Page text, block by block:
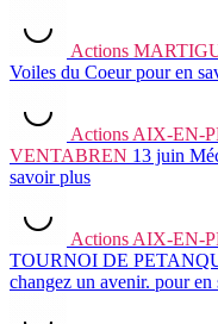
Actions
Voiles du Coeur pour en
Actions AIX-EN-
VENTABREN 13 juin
savoir plus
Actions AIX-EN-
TOURNOI DE
changez un avenir. pour en